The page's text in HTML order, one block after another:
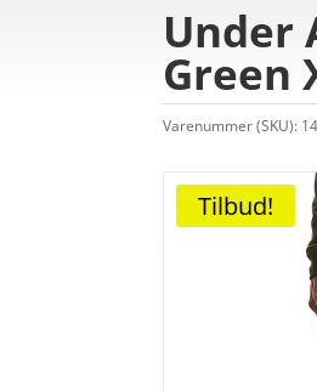
Under
Green
Varenummer (SKU):
Tilbud!